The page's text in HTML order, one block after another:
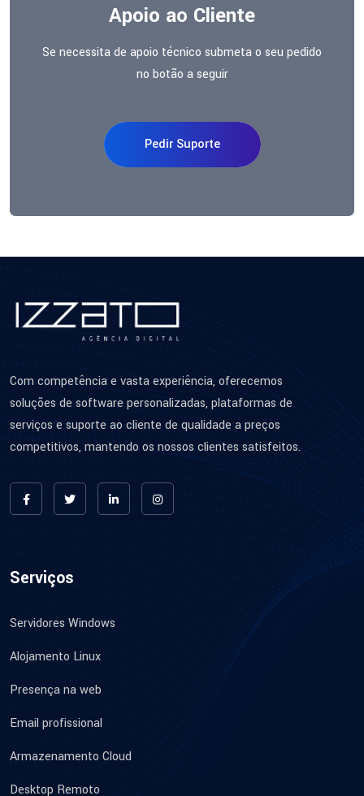
Apoio ao Cliente
Se necessita de apoio técnico submeta o seu pedido
no botão a seguir
Pedir Suporte
Com competência e vasta experiência, oferecemos
soluções de software personalizadas, plataformas de
serviços e suporte ao cliente de qualidade a preços
competitivos, mantendo os nossos clientes satisfeitos.
Serviços
Servidores Windows
Alojamento Linux
Presença na web
Email profissional
Armazenamento Cloud
Desktop Remoto